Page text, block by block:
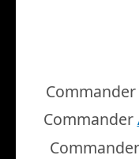
Commander
Commander
Commander